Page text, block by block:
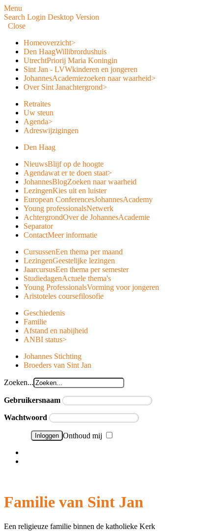
Menu
Search Login Desktop Version
Close
Homeoverzicht>
Den HaagWillibrordushuis
UtrechtPriorij Maria Koningin
Sint Jan - LVWkinderen en jongeren
JohannesAcademiezoeken naar waarheid>
Over Sint Janachtergrond>
Retraites
Uw steun
Agenda>
Adreswijzigingen
Den Haag
NieuwsBlijf op de hoogte
Agendawat er te doen staat>
JohannesBlogZoeken naar waarheid
LezingenKies uit en luister
European ConferencesJohannesAcademy
Young professionalsNetwerk
AchtergrondOver de JohannesAcademie
Separator
ContactMeer informatie
CursussenEen thema per maand
LezingenGeestelijke lezingen
JaarcursusEen thema per semester
StudiedagenActuele thema's
Young ProfessionalsVorming voor jongeren
Aristoteles coursefilosofie
Geschiedenis
Familie
Afstand en nabijheid
ANBI status>
Johannes Stichting
Broeders van Sint Jan
Zoeken...
Gebruikersnaam
Wachtwoord
Onthoud mij
Familie van Sint Jan
Een religieuze familie binnen de katholieke Kerk